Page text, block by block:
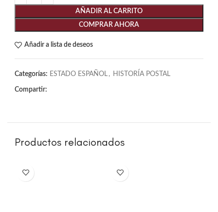
AÑADIR AL CARRITO
COMPRAR AHORA
Añadir a lista de deseos
Categorías: ESTADO ESPAÑOL , HISTORÍA POSTAL
Compartir:
Productos relacionados